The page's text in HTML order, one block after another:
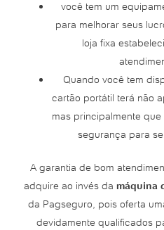
você tem um
para melhorar seus
loja fixa
Quando você tem
cartão portátil terá não
mas principalmente
segurança para
A garantia de bom
adquire ao invés da máquina
da Pagseguro, pois oferta
devidamente qualificados